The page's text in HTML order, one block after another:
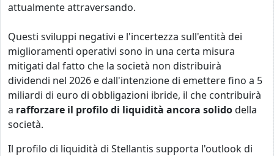
attualmente attraversando.
Questi sviluppi negativi e l'incertezza sull'entità dei
miglioramenti operativi sono in una certa misura
mitigati dal fatto che la società non distribuirà
dividendi nel 2026 e dall'intenzione di emettere fino a 5
miliardi di euro di obbligazioni ibride, il che contribuirà
a rafforzare il profilo di liquidità ancora solidodella
società.
Il profilo di liquidità di Stellantis supporta l'outlook di